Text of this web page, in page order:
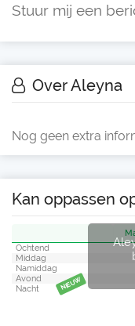
Stuur mij een
Over Aleyna
Nog geen extra
Kan oppassen
Ochtend
Middag
Namiddag
Avond
Nacht
NIEUW